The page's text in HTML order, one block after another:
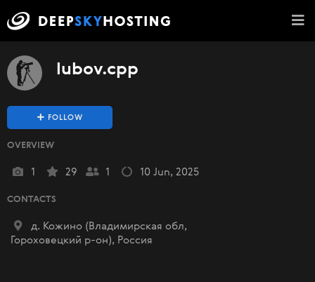
lubov.cpp
FOLLOW
OVERVIEW
1 29 1 10 Jun, 2025
CONTACTS
д. Кожино (Владимирская обл,
Гороховецкий р-он), Россия